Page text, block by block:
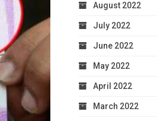
August 2022
July 2022
June 2022
May 2022
April 2022
March 2022